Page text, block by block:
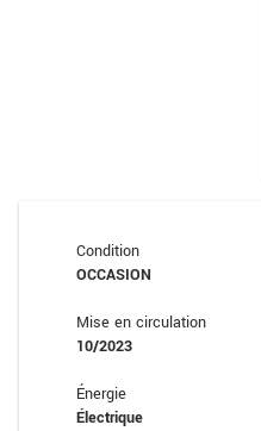
Condition
OCCASION
Mise en circulation
10/2023
Énergie
Électrique